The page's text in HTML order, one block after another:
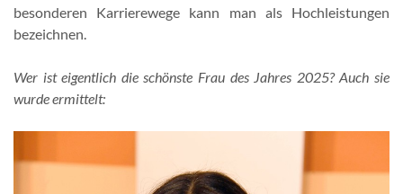
besonderen Karrierewege kann man als Hochleistungen
bezeichnen.
Wer ist eigentlich die schönste Frau des Jahres 2025? Auch sie
wurde ermittelt: